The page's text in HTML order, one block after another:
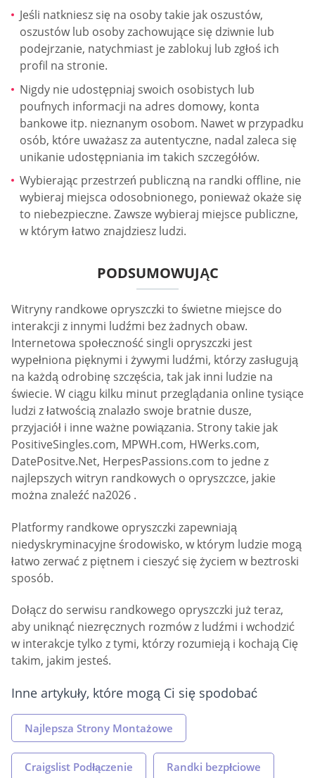
Jeśli natkniesz się na osoby takie jak oszustów,
oszustów lub osoby zachowujące się dziwnie lub
podejrzanie, natychmiast je zablokuj lub zgłoś ich
profil na stronie.
Nigdy nie udostępniaj swoich osobistych lub
poufnych informacji na adres domowy, konta
bankowe itp. nieznanym osobom. Nawet w przypadku
osób, które uważasz za autentyczne, nadal zaleca się
unikanie udostępniania im takich szczegółów.
Wybierając przestrzeń publiczną na randki offline, nie
wybieraj miejsca odosobnionego, ponieważ okaże się
to niebezpieczne. Zawsze wybieraj miejsce publiczne,
w którym łatwo znajdziesz ludzi.
PODSUMOWUJĄC
Witryny randkowe opryszczki to świetne miejsce do
interakcji z innymi ludźmi bez żadnych obaw.
Internetowa społeczność singli opryszczki jest
wypełniona pięknymi i żywymi ludźmi, którzy zasługują
na każdą odrobinę szczęścia, tak jak inni ludzie na
świecie. W ciągu kilku minut przeglądania online tysiące
ludzi z łatwością znalazło swoje bratnie dusze,
przyjaciół i inne ważne powiązania. Strony takie jak
PositiveSingles.com, MPWH.com, HWerks.com,
DatePositve.Net, HerpesPassions.com to jedne z
najlepszych witryn randkowych o opryszczce, jakie
można znaleźć na2026 .
Platformy randkowe opryszczki zapewniają
niedyskryminacyjne środowisko, w którym ludzie mogą
łatwo zerwać z piętnem i cieszyć się życiem w beztroski
sposób.
Dołącz do serwisu randkowego opryszczki już teraz,
aby uniknąć niezręcznych rozmów z ludźmi i wchodzić
w interakcje tylko z tymi, którzy rozumieją i kochają Cię
takim, jakim jesteś.
Inne artykuły, które mogą Ci się spodobać
Najlepsza Strony Montażowe
Craigslist Podłączenie Randki bezpłciowe